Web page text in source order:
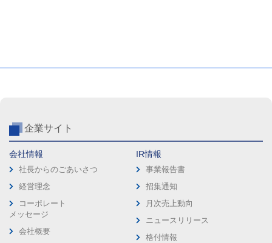
企業サイト
会社情報
社長からのごあいさつ
経営理念
コーポレート
メッセージ
会社概要
IR情報
事業報告書
招集通知
月次売上動向
ニュースリリース
格付情報